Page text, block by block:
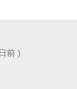
前 )